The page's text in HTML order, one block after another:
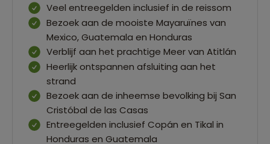
Veel entreegelden inclusief in de reissom
Bezoek aan de mooiste Mayaruïnes van
Mexico, Guatemala en Honduras
Verblijf aan het prachtige Meer van Atitlán
Heerlijk ontspannen afsluiting aan het
strand
Bezoek aan de inheemse bevolking bij San
Cristóbal de las Casas
Entreegelden inclusief Copán en Tikal in
Honduras en Guatemala